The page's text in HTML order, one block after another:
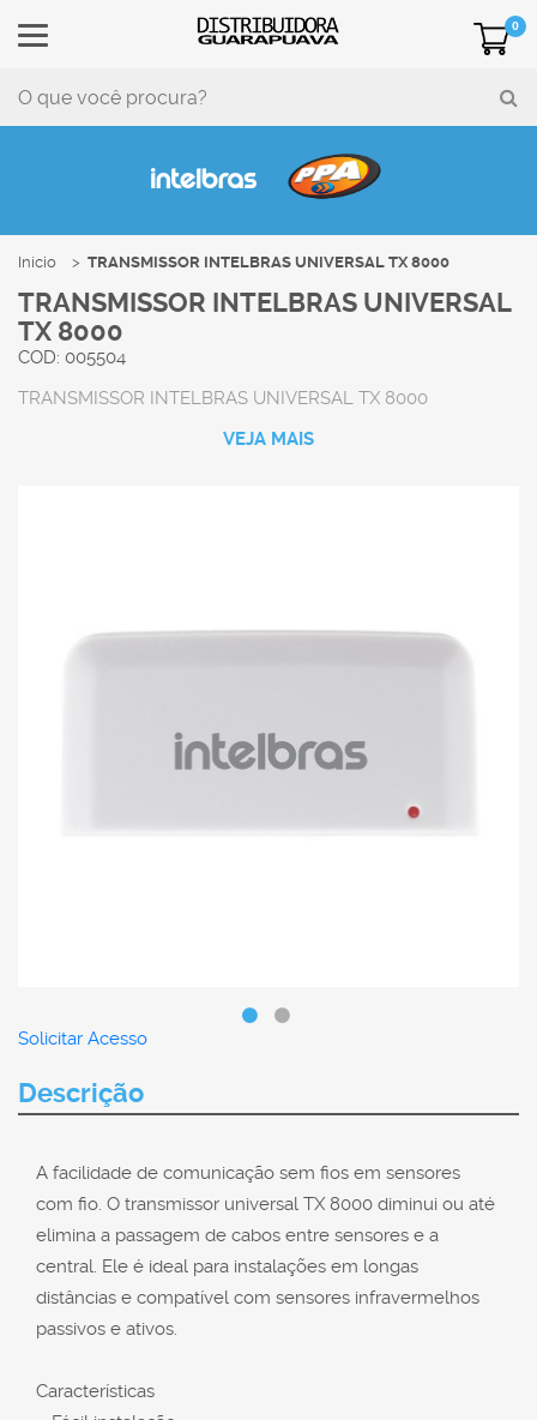
0
Início TRANSMISSOR INTELBRAS UNIVERSAL TX 8000
TRANSMISSOR INTELBRAS UNIVERSAL
TX 8000
COD: 005504
TRANSMISSOR INTELBRAS UNIVERSAL TX 8000
VEJA MAIS
Solicitar Acesso
Descrição
A facilidade de comunicação sem fios em sensores
com fio. O transmissor universal TX 8000 diminui ou até
elimina a passagem de cabos entre sensores e a
central. Ele é ideal para instalações em longas
distâncias e compatível com sensores infravermelhos
passivos e ativos.
Características